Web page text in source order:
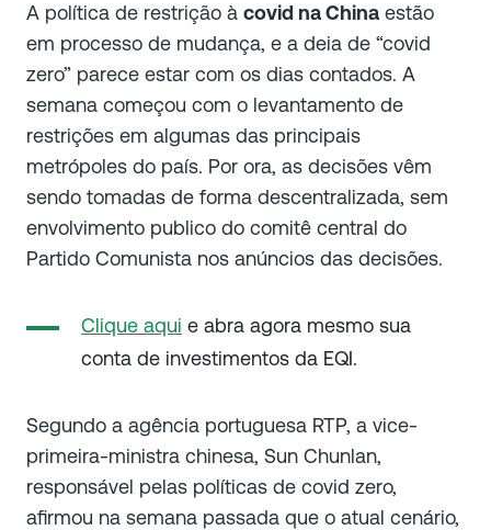
A política de restrição à covid na China estão
em processo de mudança, e a deia de “covid
zero” parece estar com os dias contados. A
semana começou com o levantamento de
restrições em algumas das principais
metrópoles do país. Por ora, as decisões vêm
sendo tomadas de forma descentralizada, sem
envolvimento publico do comitê central do
Partido Comunista nos anúncios das decisões.
Clique aqui e abra agora mesmo sua
conta de investimentos da EQI.
Segundo a agência portuguesa RTP, a vice-
primeira-ministra chinesa, Sun Chunlan,
responsável pelas políticas de covid zero,
afirmou na semana passada que o atual cenário,